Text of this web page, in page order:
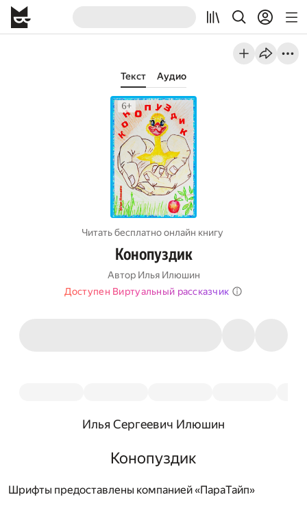
Текст Аудио
Читать бесплатно онлайн книгу
Конопуздик
Автор Илья Илюшин
Доступен Виртуальный рассказчик
Илья Сергеевич Илюшин
Конопуздик
Шрифты предоставлены компанией «ПараТайп»